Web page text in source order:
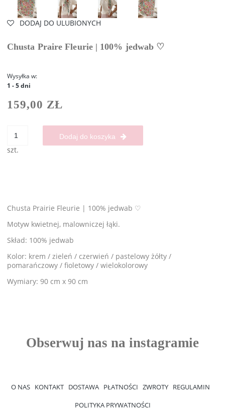
DODAJ DO ULUBIONYCH
Chusta Praire Fleurie | 100% jedwab ♡
Wysyłka w:
1 - 5 dni
159,00 ZŁ
szt.
Dodaj do koszyka
Chusta Prairie Fleurie | 100% jedwab ♡
Motyw kwietnej, malowniczej łąki.
Skład: 100% jedwab
Kolor: krem / zieleń / czerwień / pastelowy żółty /
pomarańczowy / fioletowy / wielokolorowy
Wymiary: 90 cm x 90 cm
O NAS KONTAKT DOSTAWA PŁATNOŚCI ZWROTY REGULAMIN
POLITYKA PRYWATNOŚCI